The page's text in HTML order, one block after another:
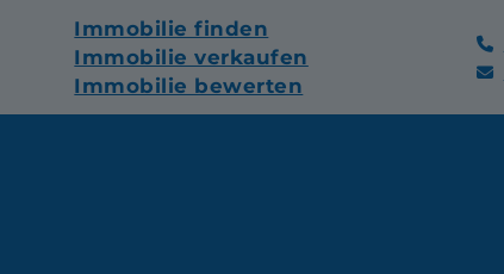
Immobilie finden
Immobilie verkaufen
Immobilie bewerten